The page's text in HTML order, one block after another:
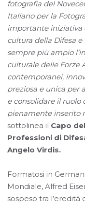
fotografia del
Italiano per la
importante iniziativa
cultura della Difesa
sempre più ampio
culturale delle Forze
contemporanei,
preziosa e unica per
e consolidare il ruolo
pienamente inserito
sottolinea il Capo
Professioni di
Angelo Virdis.
Formatosi in
Mondiale, Alfred
sospeso tra